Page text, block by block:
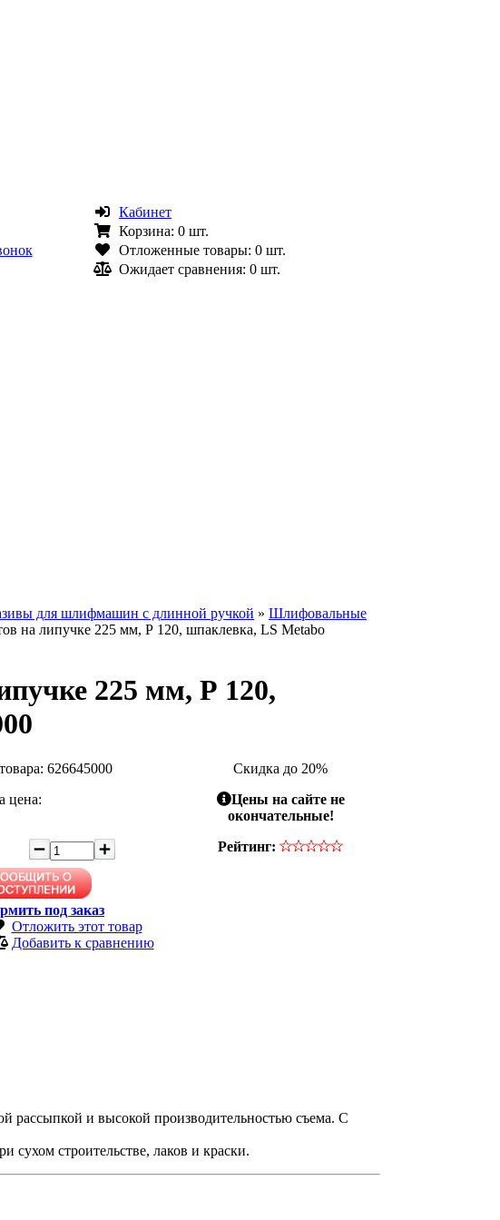
Кабинет
Корзина: 0 шт.
Отложенные товары: 0 шт.
Ожидает сравнения: 0 шт.
для шлифмашин с длинной ручкой » Шлифовальные
на липучке 225 мм, Р 120, шпаклевка, LS Metabo
225 мм, Р 120,
626645000
цена:
под заказ
Отложить этот товар
Добавить к сравнению
Скидка до 20%
Цены на сайте не
окончательные!
Рейтинг:
рассыпкой и высокой производительностью съема. С
сухом строительстве, лаков и краски.